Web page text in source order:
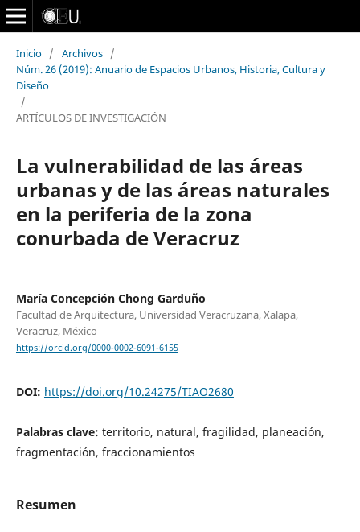
Inicio / Archivos /
Núm. 26 (2019): Anuario de Espacios Urbanos, Historia, Cultura y
Diseño
/
ARTÍCULOS DE INVESTIGACIÓN
La vulnerabilidad de las áreas
urbanas y de las áreas naturales
en la periferia de la zona
conurbada de Veracruz
María Concepción Chong Garduño
Facultad de Arquitectura, Universidad Veracruzana, Xalapa,
Veracruz, México
https://orcid.org/0000-0002-6091-6155
DOI: https://doi.org/10.24275/TIAO2680
Palabras clave: territorio, natural, fragilidad, planeación,
fragmentación, fraccionamientos
Resumen